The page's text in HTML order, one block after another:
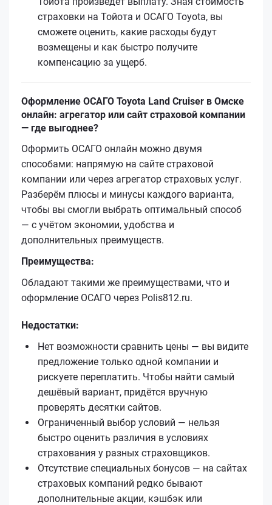
страховки на Тойота и ОСАГО Toyota, вы
сможете оценить, какие расходы будут
возмещены и как быстро получите
компенсацию за ущерб.
Оформление ОСАГО Toyota Land Cruiser в Омске
онлайн: агрегатор или сайт страховой компании
— где выгоднее?
Оформить ОСАГО онлайн можно двумя
способами: напрямую на сайте страховой
компании или через агрегатор страховых услуг.
Разберём плюсы и минусы каждого варианта,
чтобы вы смогли выбрать оптимальный способ
— с учётом экономии, удобства и
дополнительных преимуществ.
Преимущества:
Обладают такими же преимуществами, что и
оформление ОСАГО через Polis812.ru.
Недостатки:
Нет возможности сравнить цены — вы видите
предложение только одной компании и
рискуете переплатить. Чтобы найти самый
дешёвый вариант, придётся вручную
проверять десятки сайтов.
Ограниченный выбор условий — нельзя
быстро оценить различия в условиях
страхования у разных страховщиков.
Отсутствие специальных бонусов — на сайтах
страховых компаний редко бывают
дополнительные акции, кэшбэк или